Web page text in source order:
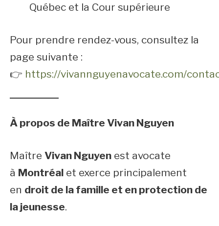
Québec et la Cour supérieure
Pour prendre rendez-vous, consultez la
page suivante :
👉 https://vivannguyenavocate.com/
À propos de Maître Vivan Nguyen
Maître Vivan Nguyen est avocate
à Montréal et exerce principalement
en droit de la famille et en protection de
la jeunesse.